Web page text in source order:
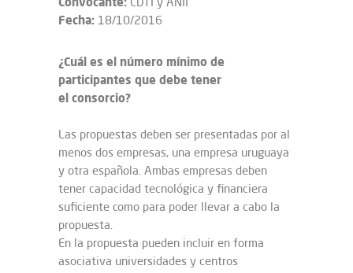
Fecha: 18/10/2016
¿Cuál es el número mínimo de
participantes que debe tener
el consorcio?
Las propuestas deben ser presentadas por al
menos dos empresas, una empresa uruguaya
y otra española. Ambas empresas deben
tener capacidad tecnológica y financiera
suficiente como para poder llevar a cabo la
propuesta.
En la propuesta pueden incluir en forma
asociativa universidades y centros